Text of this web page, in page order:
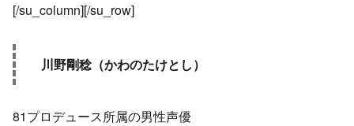
[/su_column][/su_row]
川野剛稔（かわのたけとし）
81プロデュース所属の男性声優